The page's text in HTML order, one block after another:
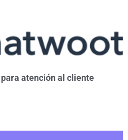
atención al cliente